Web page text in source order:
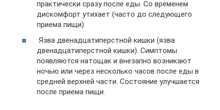
практически сразу после еды. Со временем
дискомфорт утихает (часто до следующего
приема пищи).
Язва двенадцатиперстной кишки (язва
двенадцатиперстной кишки). Симптомы
появляются натощак и внезапно возникают
ночью или через несколько часов после еды в
средней верхней части. Состояние улучшается
после приема пищи.